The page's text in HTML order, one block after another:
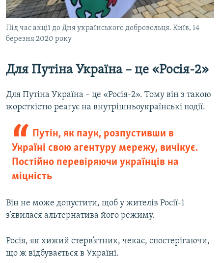
Під час акції до Дня українського добровольця. Київ, 14
березня 2020 року
Для Путіна Україна – це «Росія-2»
Для Путіна Україна – це «Росія-2». Тому він з такою
жорсткістю реагує на внутрішньоукраїнські події.
Путін, як паук, розпустивши в
Україні свою агентуру мережу, вичікує.
Постійно перевіряючи українців на
міцність
Він не може допустити, щоб у жителів Росії-1
з’явилася альтернатива його режиму.
Росія, як хижий стерв’ятник, чекає, спостерігаючи,
що ж відбувається в Україні.